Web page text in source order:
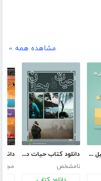
مشاهده همه »
دانلود کتاب تحلیل تکنیکال به روش ژاپنی‌ها دانلود کتاب حیات در بحران
نامشخص